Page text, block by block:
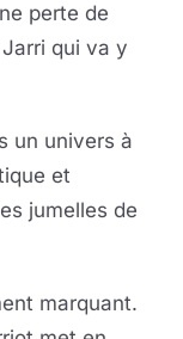
perte de
qui va y
un univers à
et
jumelles de
marquant.